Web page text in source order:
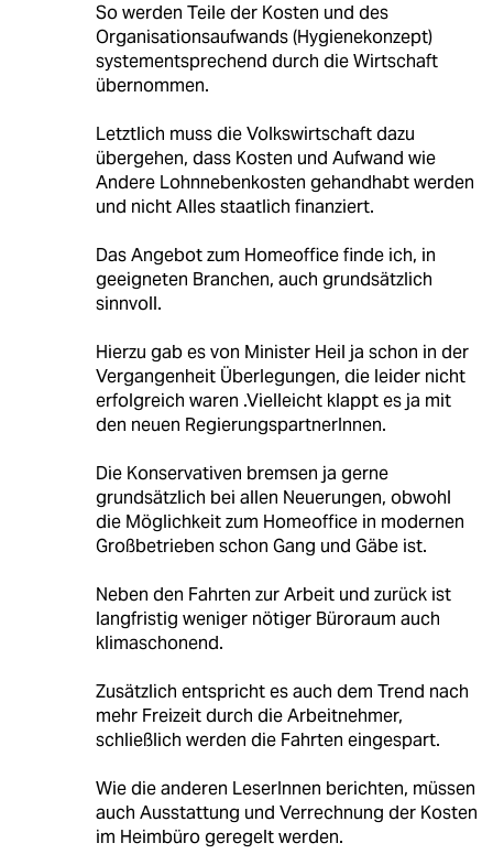
So werden Teile der Kosten und des
Organisationsaufwands (Hygienekonzept)
systementsprechend durch die Wirtschaft
übernommen.
Letztlich muss die Volkswirtschaft dazu
übergehen, dass Kosten und Aufwand wie
Andere Lohnnebenkosten gehandhabt werden
und nicht Alles staatlich finanziert.
Das Angebot zum Homeoffice finde ich, in
geeigneten Branchen, auch grundsätzlich
sinnvoll.
Hierzu gab es von Minister Heil ja schon in der
Vergangenheit Überlegungen, die leider nicht
erfolgreich waren .Vielleicht klappt es ja mit
den neuen RegierungspartnerInnen.
Die Konservativen bremsen ja gerne
grundsätzlich bei allen Neuerungen, obwohl
die Möglichkeit zum Homeoffice in modernen
Großbetrieben schon Gang und Gäbe ist.
Neben den Fahrten zur Arbeit und zurück ist
langfristig weniger nötiger Büroraum auch
klimaschonend.
Zusätzlich entspricht es auch dem Trend nach
mehr Freizeit durch die Arbeitnehmer,
schließlich werden die Fahrten eingespart.
Wie die anderen LeserInnen berichten, müssen
auch Ausstattung und Verrechnung der Kosten
im Heimbüro geregelt werden.